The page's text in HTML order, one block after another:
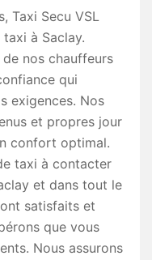
Taxi Secu VSL
à Saclay.
de nos chauffeurs
qui
exigences. Nos
et propres jour
confort optimal.
taxi à contacter
et dans tout le
satisfaits et
que vous
Nous assurons